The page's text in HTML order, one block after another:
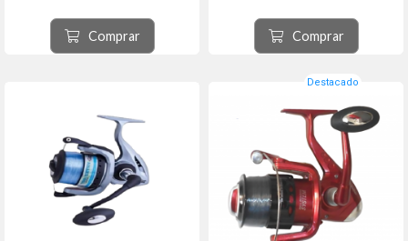
inoxidable.
Comprar Comprar
Destacado